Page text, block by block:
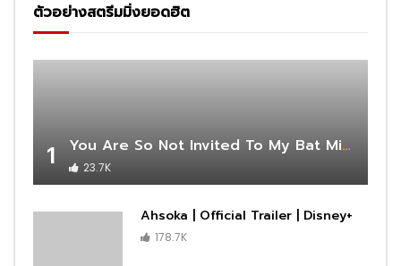
ตัวอย่างสตรีมมิ่งยอดฮิต
1 You Are So Not Invited To My Bat Mitzvah | Official Trailer | Netflix
23.7K
Ahsoka | Official Trailer | Disney+
178.7K